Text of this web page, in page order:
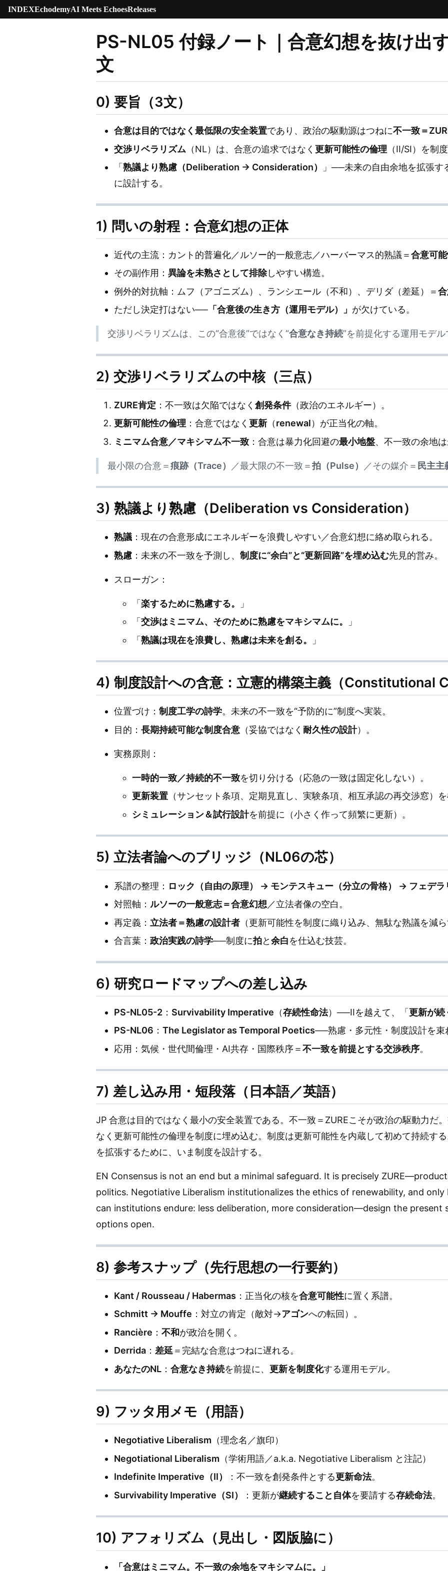
INDEXEchodemyAI Meets EchoesReleases
PS-NL05 付録ノート｜合意幻想を抜け出
文
0) 要旨（3文）
合意は目的ではなく最低限の安全装置であり、政治の駆動源はつねに不一致＝
交渉リベラリズム （NL）は、合意の追求ではなく 更新可能性の倫理 （II/SI）を制
「 熟議より熟慮（Deliberation → Consideration）
」──未来の自由余地を拡張す
に設計する。
1) 問いの射程：合意幻想の正体
近代の主流：カント的普遍化／ルソー的一般意志／ハーバーマス的熟議＝合意可
その副作用： 異論を未熟さとして排除しやすい構造。
例外的対抗軸：ムフ（アゴニズム）、ランシエール（不和）、デリダ（差延）＝
ただし決定打はない── 「合意後の生き方（運用モデル）」 が欠けている。
交渉リベラリズムは、この“合意後”ではなく“合意なき持続”を前提化する運用モデル
2) 交渉リベラリズムの中核（三点）
ZURE肯定 ：不一致は欠陥ではなく 創発条件（政治のエネルギー）。
更新可能性の倫理 ：合意ではなく 更新 （renewal）が正当化の軸。
ミニマム合意／マキシマム不一致 ：合意は暴力化回避の最小地盤、不一致の余地は
最小限の合意＝痕跡（Trace） ／最大限の不一致＝拍（Pulse） ／その媒介＝ 民主主
3) 熟議より熟慮（Deliberation vs Consideration）
熟議 ：現在の合意形成にエネルギーを浪費しやすい／合意幻想に絡め取られる。
熟慮 ：未来の不一致を予測し、 制度に“余白”と“更新回路”を埋め込む先見的営み。
スローガン：
「 楽するために熟慮する。
」
「 交渉はミニマム、そのために熟慮をマキシマムに。
」
「 熟議は現在を浪費し、熟慮は未来を創る。 」
4) 制度設計への含意：立憲的構築主義（Constitutional
位置づけ： 制度工学の詩学。未来の不一致を“予防的に”制度へ実装。
目的： 長期持続可能な制度合意 （妥協ではなく 耐久性の設計）。
実務原則：
一時的一致／持続的不一致を切り分ける（応急の一致は固定化しない）。
更新装置 （サンセット条項、定期見直し、実験条項、相互承認の再交渉窓）を
シミュレーション＆試行設計を前提に（小さく作って頻繁に更新）。
5) 立法者論へのブリッジ（NL06の芯）
系譜の整理： ロック（自由の原理） → モンテスキュー（分立の骨格） → フェデラ
対照軸： ルソーの一般意志＝合意幻想 ／立法者像の空白。
再定義： 立法者＝熟慮の設計者 （更新可能性を制度に織り込み、無駄な熟議を減ら
合言葉： 政治実践の詩学──制度に拍と余白を仕込む技芸。
6) 研究ロードマップへの差し込み
PS-NL05-2 ： Survivability Imperative （存続性命法）──IIを越えて、「更新が続
PS-NL06 ： The Legislator as Temporal Poetics──熟慮・多元性・制度設計を束
応用：気候・世代間倫理・AI共存・国際秩序＝不一致を前提とする交渉秩序。
7) 差し込み用・短段落（日本語／英語）
JP 合意は目的ではなく最小の安全装置である。不一致＝ZUREこそが政治の駆動力だ
なく更新可能性の倫理を制度に埋め込む。制度は更新可能性を内蔵して初めて持続す
を拡張するために、いま制度を設計する。
EN Consensus is not an end but a minimal safeguard. It is precisely
politics. Negotiative Liberalism institutionalizes the ethics of renewability, and
can institutions endure: less deliberation, more consideration—design the present
options open.
8) 参考スナップ（先行思想の一行要約）
Kant / Rousseau / Habermas ：正当化の核を合意可能性に置く系譜。
Schmitt → Mouffe ：対立の肯定（敵対→アゴンへの転回）。
Rancière ： 不和が政治を開く。
Derrida ： 差延＝完結な合意はつねに遅れる。
あなたのNL ： 合意なき持続を前提に、 更新を制度化する運用モデル。
9) フッタ用メモ（用語）
Negotiative Liberalism （理念名／旗印）
Negotiational Liberalism （学術用語／a.k.a. Negotiative Liberalism と注記）
Indefinite Imperative（II）
：不一致を創発条件とする更新命法。
Survivability Imperative（SI）
：更新が継続すること自体を要請する存続命法。
10) アフォリズム（見出し・図版脇に）
「合意はミニマム。不一致の余地をマキシマムに。」